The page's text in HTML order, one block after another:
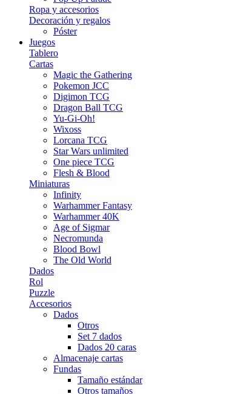
Ropa y accesorios
Decoración y regalos
Póster
Juegos
Tablero
Cartas
Magic the Gathering
Pokemon JCC
Digimon TCG
Dragon Ball TCG
Yu-Gi-Oh!
Wixoss
Lorcana TCG
Star Wars unlimited
One piece TCG
Flesh & Blood
Miniaturas
Infinity
Warhammer Fantasy
Warhammer 40K
Age of Sigmar
Necromunda
Blood Bowl
The Old World
Dados
Rol
Puzzle
Accesorios
Dados
Otros
Set 7 dados
Dados 20 caras
Almacenaje cartas
Fundas
Tamaño estándar
Otros tamaños